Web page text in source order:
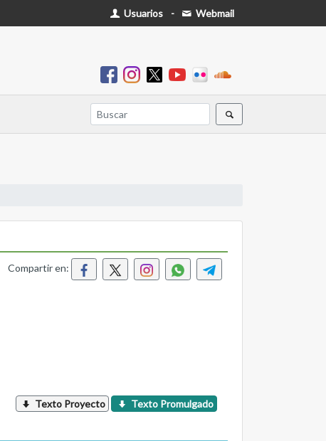
Usuarios - Webmail
Compartir en:
Texto Proyecto Texto Promulgado